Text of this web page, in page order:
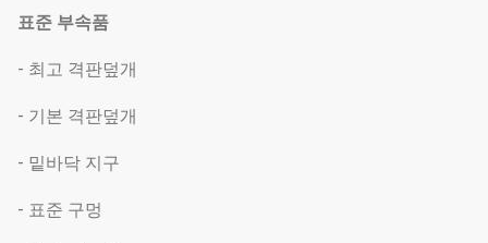
표준 부속품
- 최고 격판덮개
- 기본 격판덮개
- 밑바닥 지구
- 표준 구멍